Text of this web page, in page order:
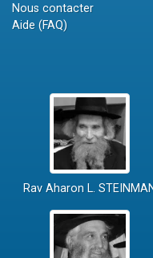
Nous contacter
Aide (FAQ)
Rav Aharon L.